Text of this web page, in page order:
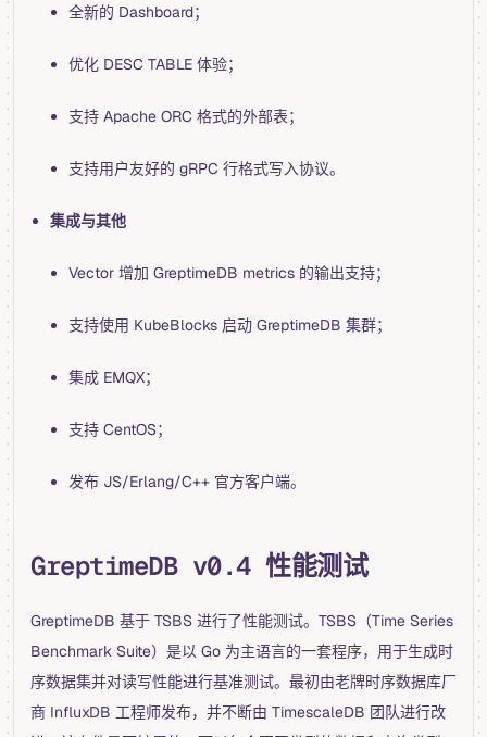
全新的 Dashboard；
优化 DESC TABLE 体验；
支持 Apache ORC 格式的外部表；
支持用户友好的 gRPC 行格式写入协议。
集成与其他
Vector 增加 GreptimeDB metrics 的输出支持；
支持使用 KubeBlocks 启动 GreptimeDB 集群；
集成 EMQX；
支持 CentOS；
发布 JS/Erlang/C++ 官方客户端。
GreptimeDB v0.4 性能测试
GreptimeDB 基于 TSBS 进行了性能测试。TSBS（Time Series
Benchmark Suite）是以 Go 为主语言的一套程序，用于生成时
序数据集并对读写性能进行基准测试。最初由老牌时序数据库厂
商 InfluxDB 工程师发布，并不断由 TimescaleDB 团队进行改